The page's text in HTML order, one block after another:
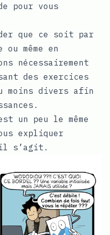
pour vous
que ce soit par
même en
nécessairement
des exercices
moins divers afin
un peu le même
expliquer
il s’agit.